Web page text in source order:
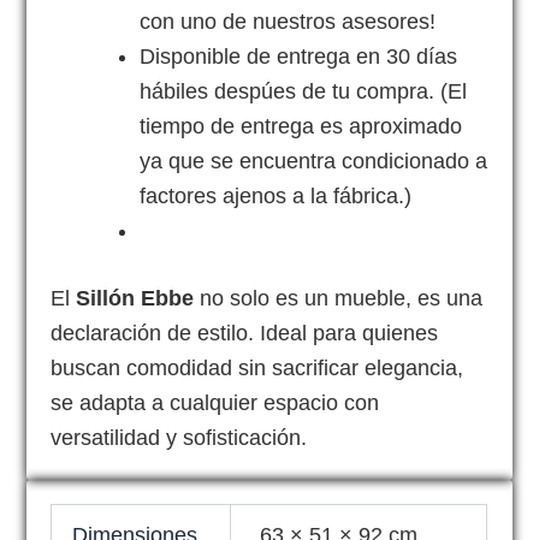
con uno de nuestros asesores!
Disponible de entrega en 30 días
hábiles despúes de tu compra. (El
tiempo de entrega es aproximado
ya que se encuentra condicionado a
factores ajenos a la fábrica.)
ElSillón Ebbe no solo es un mueble, es una
declaración de estilo. Ideal para quienes
buscan comodidad sin sacrificar elegancia,
se adapta a cualquier espacio con
versatilidad y sofisticación.
Dimensiones 63 × 51 × 92 cm